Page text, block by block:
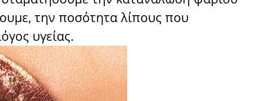
την ποσότητα λίπους που
υγείας.